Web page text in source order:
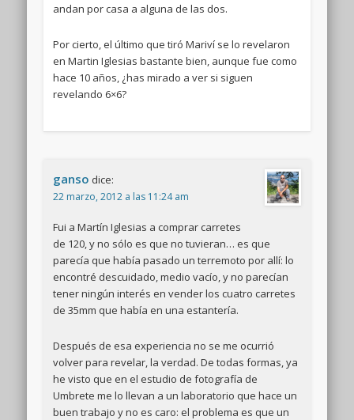
andan por casa a alguna de las dos.
Por cierto, el último que tiró Mariví se lo revelaron
en Martin Iglesias bastante bien, aunque fue como
hace 10 años, ¿has mirado a ver si siguen
revelando 6×6?
ganso dice:
22 marzo, 2012 a las 11:24 am
Fui a Martín Iglesias a comprar carretes
de 120, y no sólo es que no tuvieran… es que
parecía que había pasado un terremoto por allí: lo
encontré descuidado, medio vacío, y no parecían
tener ningún interés en vender los cuatro carretes
de 35mm que había en una estantería.
Después de esa experiencia no se me ocurrió
volver para revelar, la verdad. De todas formas, ya
he visto que en el estudio de fotografía de
Umbrete me lo llevan a un laboratorio que hace un
buen trabajo y no es caro: el problema es que un